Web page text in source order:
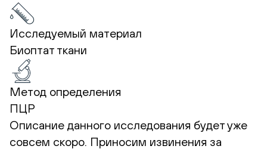
Исследуемый материал
Биоптат ткани
Метод определения
ПЦР
Описание данного исследования будет уже
совсем скоро. Приносим извинения за